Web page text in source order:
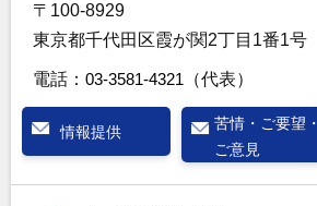
〒100-8929
東京都千代田区霞が関2丁目1番1号
電話： 03-3581-4321 （代表）
情報提供
苦情・ご要望・
ご意見